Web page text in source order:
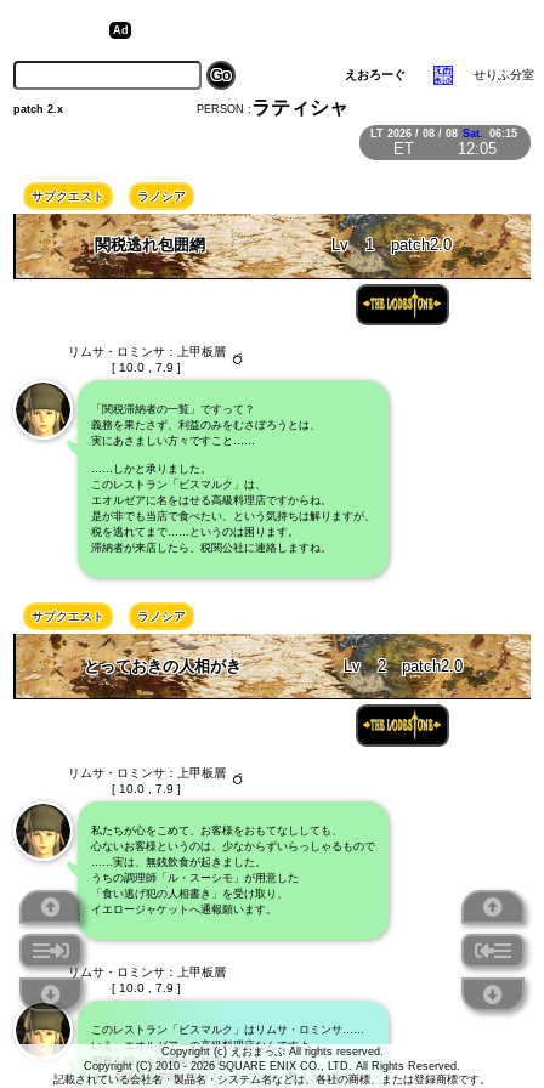
Copyright (c) えおまっぷ All rights reserved.
Copyright (C) 2010 - 2026 SQUARE ENIX CO., LTD. All Rights Reserved.
記載されている会社名・製品名・システム名などは、各社の商標、または登録商標です。
LT 2026 / 08 / 08 Sat. 06:15
ET 12:05
えおろーぐ せりふ分室
PERSON : ラティシャ
patch 2.x
サブクエスト ラノシア
関税逃れ包囲網 Lv 1 patch2.0
リムサ・ロミンサ：上甲板層
[ 10.0 , 7.9 ]
「関税滞納者の一覧」ですって？
義務を果たさず、利益のみをむさぼろうとは、
実にあさましい方々ですこと……
……しかと承りました。
このレストラン「ビスマルク」は、
エオルゼアに名をはせる高級料理店ですからね。
是が非でも当店で食べたい、という気持ちは解りますが、
税を逃れてまで……というのは困ります。
滞納者が来店したら、税関公社に連絡しますね。
サブクエスト ラノシア
とっておきの人相がき Lv 2 patch2.0
リムサ・ロミンサ：上甲板層
[ 10.0 , 7.9 ]
私たちが心をこめて、お客様をおもてなししても、
心ないお客様というのは、少なからずいらっしゃるもので
……実は、無銭飲食が起きました。
うちの調理師「ル・スーシモ」が用意した
「食い逃げ犯の人相書き」を受け取り、
イエロージャケットへ通報願います。
リムサ・ロミンサ：上甲板層
[ 10.0 , 7.9 ]
このレストラン「ビスマルク」はリムサ・ロミンサ……
いえ、エオルゼア一の高級料理店なんですよ。
国賓を招いた晩餐会の料理。
それを供する栄誉にあずかったことも、数えきれません。